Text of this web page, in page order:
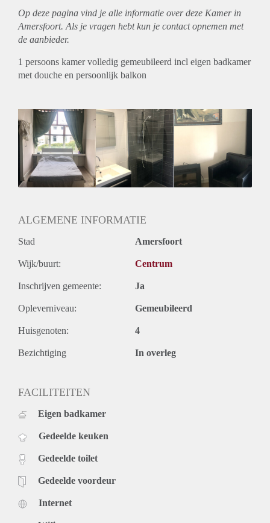
Op deze pagina vind je alle informatie over deze Kamer in
Amersfoort. Als je vragen hebt kun je contact opnemen met
de aanbieder.
1 persoons kamer volledig gemeubileerd incl eigen badkamer
met douche en persoonlijk balkon
ALGEMENE INFORMATIE
Stad Amersfoort
Wijk/buurt: Centrum
Inschrijven gemeente: Ja
Opleverniveau: Gemeubileerd
Huisgenoten: 4
Bezichtiging In overleg
FACILITEITEN
Eigen badkamer
Gedeelde keuken
Gedeelde toilet
Gedeelde voordeur
Internet